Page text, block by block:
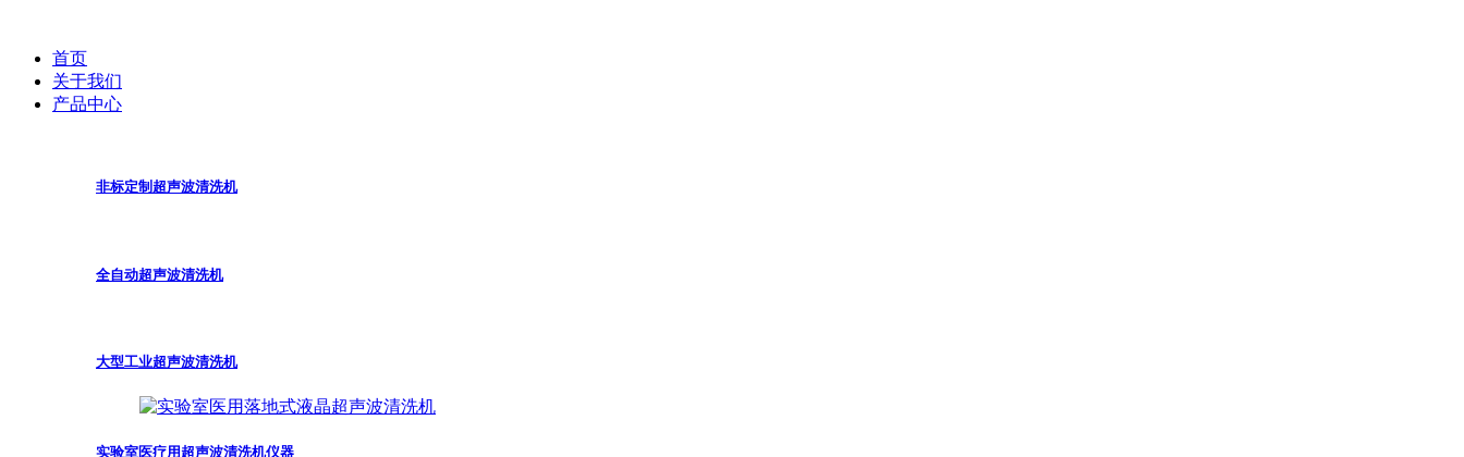
首页
关于我们
产品中心
非标定制超声波清洗机
全自动超声波清洗机
大型工业超声波清洗机
实验室医疗用超声波清洗机仪器